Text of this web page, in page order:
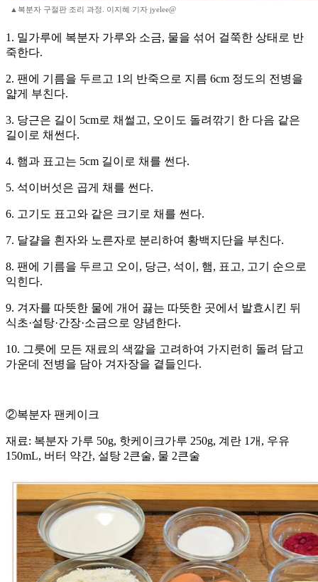
▲복분자 구절판 조리 과정. 이지혜 기자 jyelee@
1. 밀가루에 복분자 가루와 소금, 물을 섞어 걸쭉한 상태로 반
죽한다.
2. 팬에 기름을 두르고 1의 반죽으로 지름 6cm 정도의 전병을
얇게 부친다.
3. 당근은 길이 5cm로 채썰고, 오이도 돌려깎기 한 다음 같은
길이로 채썬다.
4. 햄과 표고는 5cm 길이로 채를 썬다.
5. 석이버섯은 곱게 채를 썬다.
6. 고기도 표고와 같은 크기로 채를 썬다.
7. 달걀을 흰자와 노른자로 분리하여 황백지단을 부친다.
8. 팬에 기름을 두르고 오이, 당근, 석이, 햄, 표고, 고기 순으로
익힌다.
9. 겨자를 따뜻한 물에 개어 끓는 따뜻한 곳에서 발효시킨 뒤
식초·설탕·간장·소금으로 양념한다.
10. 그릇에 모든 재료의 색깔을 고려하여 가지런히 돌려 담고
가운데 전병을 담아 겨자장을 곁들인다.
②복분자 팬케이크
재료: 복분자 가루 50g, 핫케이크가루 250g, 계란 1개, 우유
150mL, 버터 약간, 설탕 2큰술, 물 2큰술